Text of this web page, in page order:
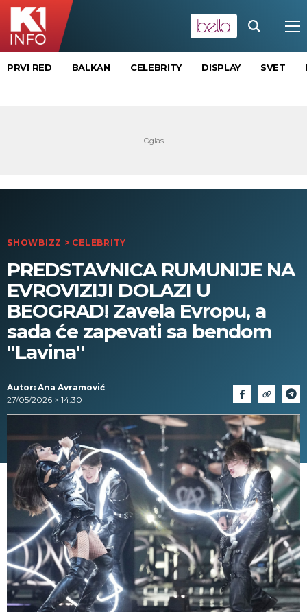
PRVI RED BALKAN CELEBRITY DISPLAY SVET
SHOWBIZZ > CELEBRITY
PREDSTAVNICA RUMUNIJE NA
EVROVIZIJI DOLAZI U
BEOGRAD! Zavela Evropu, a
sada će zapevati sa bendom
"Lavina"
Autor: Ana Avramović
27/05/2026 > 14:30